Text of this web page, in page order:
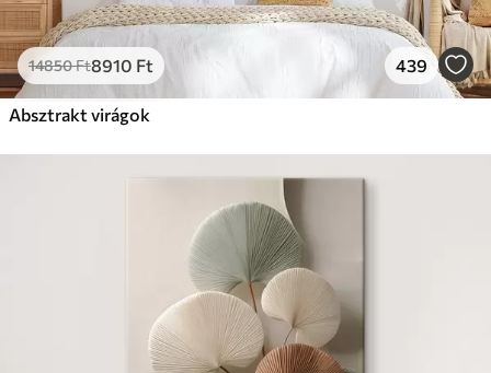
14850Ft8910 Ft 439
Absztrakt virágok